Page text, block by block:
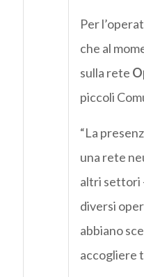
Per
che al
sulla rete
piccoli
“La
una rete
altri settori
diversi
abbiano
accogliere